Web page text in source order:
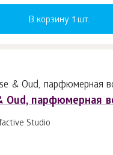
В корзину 1 шт.
Oud, парфюмерная
Studio